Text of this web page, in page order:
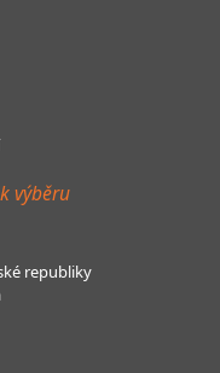
výběru
republiky